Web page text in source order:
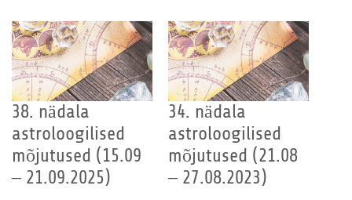
38. nädala
astroloogilised
mõjutused (15.09
– 21.09.2025)
34. nädala
astroloogilised
mõjutused (21.08
– 27.08.2023)